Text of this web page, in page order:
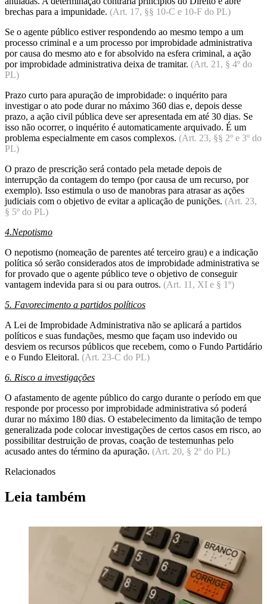
brechas para a impunidade. (Art. 17, §§ 10-C e 10-F do PL)
Se o agente público estiver respondendo ao mesmo tempo a um
processo criminal e a um processo por improbidade administrativa
por causa do mesmo ato e for absolvido na esfera criminal, a ação
por improbidade administrativa deixa de tramitar. (Art. 21, § 4º do
PL)
Prazo curto para apuração de improbidade: o inquérito para
investigar o ato pode durar no máximo 360 dias e, depois desse
prazo, a ação civil pública deve ser apresentada em até 30 dias. Se
isso não ocorrer, o inquérito é automaticamente arquivado. É um
problema especialmente em casos complexos. (Art. 23, §§ 2º e 3º do
PL)
O prazo de prescrição será contado pela metade depois de
interrupção da contagem do tempo (por causa de um recurso, por
exemplo). Isso estimula o uso de manobras para atrasar as ações
judiciais com o objetivo de evitar a aplicação de punições. (Art. 23,
§ 5º do PL)
4.Nepotismo
O nepotismo (nomeação de parentes até terceiro grau) e a indicação
política só serão considerados atos de improbidade administrativa se
for provado que o agente público teve o objetivo de conseguir
vantagem indevida para si ou para outros. (Art. 11, XI e § 1º)
5. Favorecimento a partidos políticos
A Lei de Improbidade Administrativa não se aplicará a partidos
políticos e suas fundações, mesmo que façam uso indevido ou
desviem os recursos públicos que recebem, como o Fundo Partidário
e o Fundo Eleitoral. (Art. 23-C do PL)
6. Risco a investigações
O afastamento de agente público do cargo durante o período em que
responde por processo por improbidade administrativa só poderá
durar no máximo 180 dias. O estabelecimento da limitação de tempo
generalizada pode colocar investigações de certos casos em risco, ao
possibilitar destruição de provas, coação de testemunhas pelo
acusado antes do término da apuração. (Art. 20, § 2º do PL)
Relacionados
Leia também